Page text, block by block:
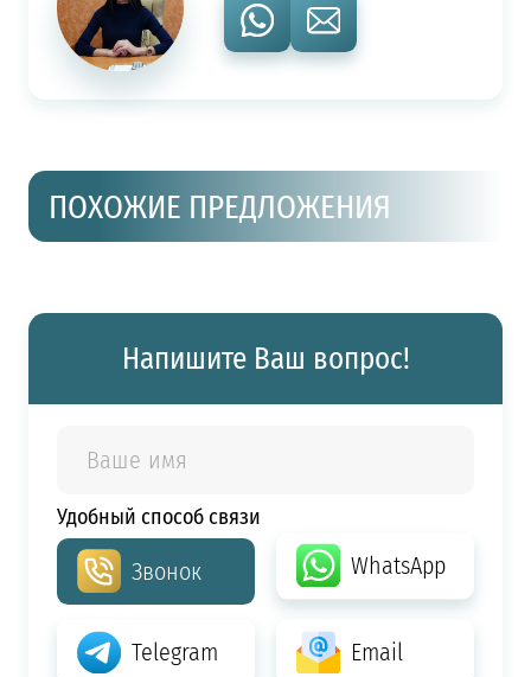
ПОХОЖИЕ ПРЕДЛОЖЕНИЯ
Напишите Ваш вопрос!
Удобный способ связи
Звонок WhatsApp
Telegram Email